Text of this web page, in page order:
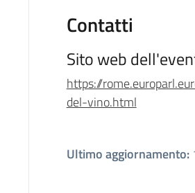
Contatti
Sito web
https://
del-vino.html
Ultimo aggiornamento: